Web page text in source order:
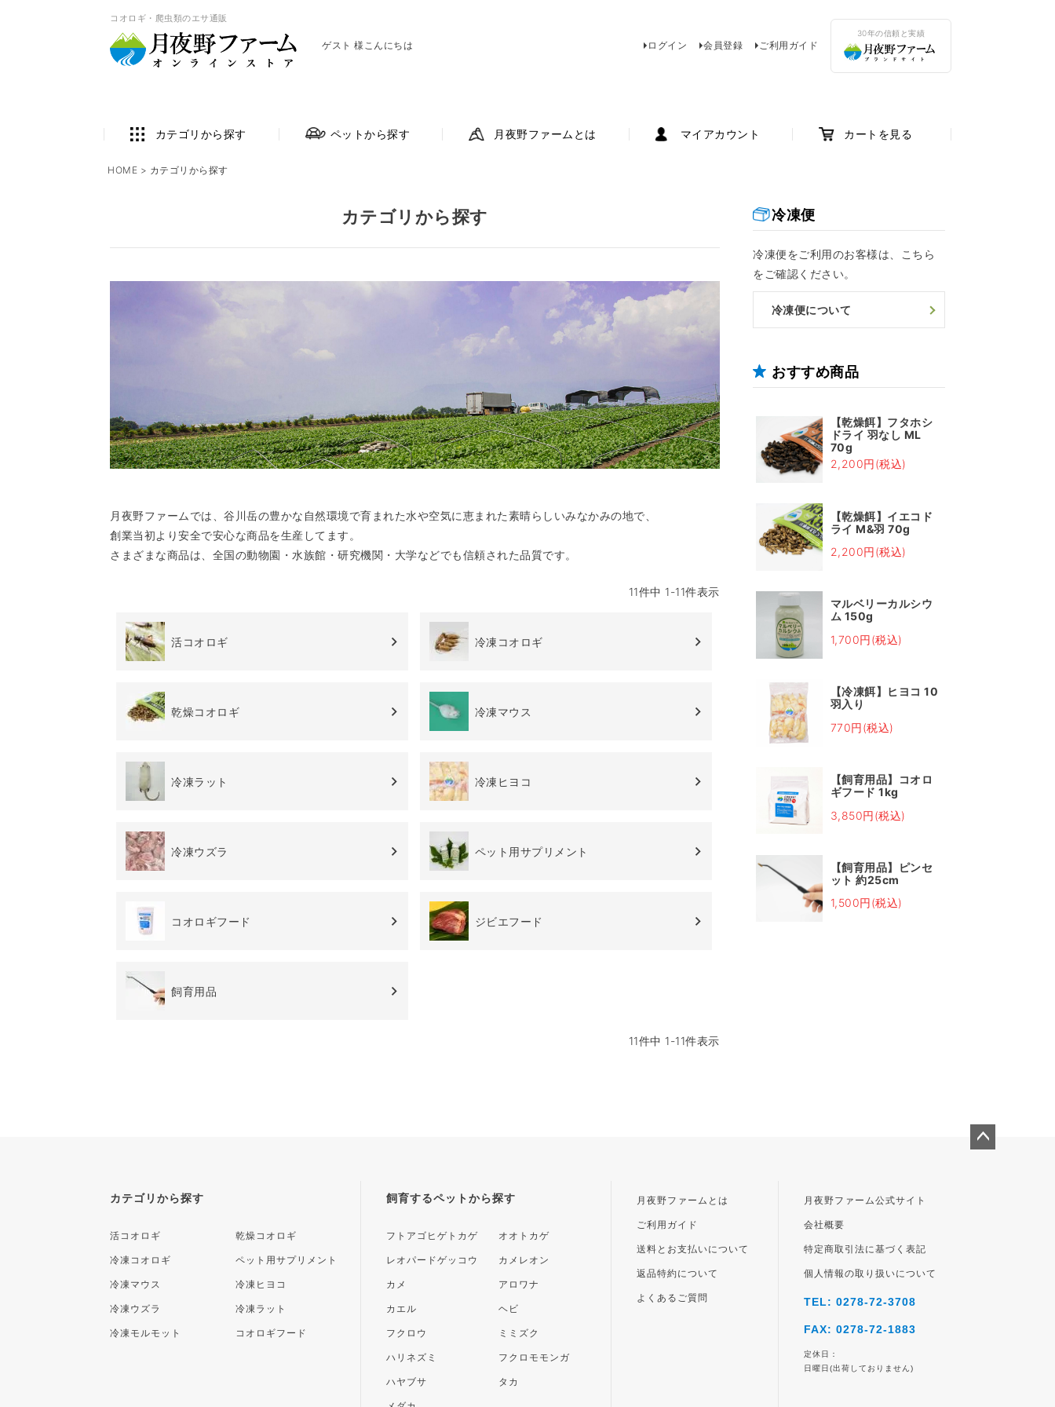
コオロギ・爬虫類のエサ通販
ゲスト 様こんにちは ログイン 会員登録 ご利用ガイド
30年の信頼と実績
カテゴリから探す ペットから探す 月夜野ファームとは マイアカウント カートを見る
HOME カテゴリから探す
冷凍便
冷凍便をご利用のお客様は、こちら
をご確認ください。
冷凍便について
おすすめ商品
【乾燥餌】フタホシ
ドライ 羽なし ML
70g
2,200円(税込)
【乾燥餌】イエコド
ライ M&羽 70g
2,200円(税込)
マルベリーカルシウ
ム 150g
1,700円(税込)
【冷凍餌】ヒヨコ 10
羽入り
770円(税込)
【飼育用品】コオロ
ギフード 1kg
3,850円(税込)
【飼育用品】ピンセ
ット 約25cm
1,500円(税込)
カテゴリから探す
月夜野ファームでは、谷川岳の豊かな自然環境で育まれた水や空気に恵まれた素晴らしいみなかみの地で、
創業当初より安全で安心な商品を生産してます。
さまざまな商品は、全国の動物園・水族館・研究機関・大学などでも信頼された品質です。
11件中 1-11件表示
活コオロギ 冷凍コオロギ
乾燥コオロギ 冷凍マウス
冷凍ラット 冷凍ヒヨコ
冷凍ウズラ ペット用サプリメント
コオロギフード ジビエフード
飼育用品
11件中 1-11件表示
カテゴリから探す
活コオロギ 乾燥コオロギ
冷凍コオロギ ペット用サプリメント
冷凍マウス 冷凍ヒヨコ
冷凍ウズラ 冷凍ラット
冷凍モルモット コオロギフード
飼育するペットから探す
フトアゴヒゲトカゲ オオトカゲ
レオパードゲッコウ カメレオン
カメ アロワナ
カエル ヘビ
フクロウ ミミズク
ハリネズミ フクロモモンガ
ハヤブサ タカ
月夜野ファームとは
ご利用ガイド
送料とお支払いについて
返品特約について
よくあるご質問
月夜野ファーム公式サイト
会社概要
特定商取引法に基づく表記
個人情報の取り扱いについて
TEL: 0278-72-3708
FAX: 0278-72-1883
定休日：
日曜日(出荷しておりません)